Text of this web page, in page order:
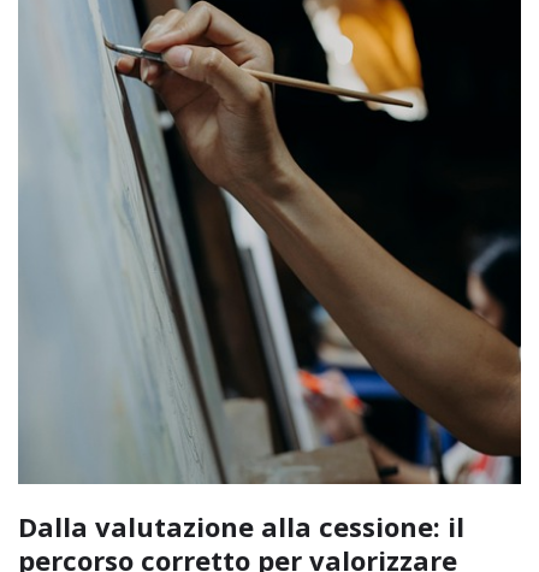
Dalla valutazione alla cessione: il
percorso corretto per valorizzare